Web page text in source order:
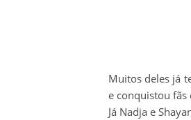
Muitos deles já
e conquistou
Já Nadja e